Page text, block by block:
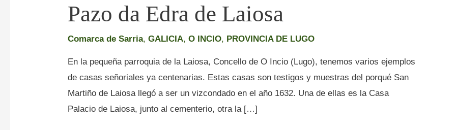
Pazo da Edra de Laiosa
Comarca de Sarria,GALICIA,O INCIO, PROVINCIA DE LUGO
En la pequeña parroquia de la Laiosa, Concello de O Incio (Lugo), tenemos varios ejemplos
de casas señoriales ya centenarias. Estas casas son testigos y muestras del porqué San
Martiño de Laiosa llegó a ser un vizcondado en el año 1632. Una de ellas es la Casa
Palacio de Laiosa, junto al cementerio, otra la […]